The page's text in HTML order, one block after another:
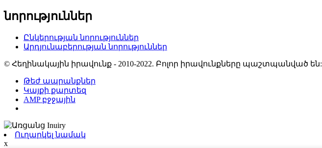
նորություններ
Ընկերության նորություններ
Արդյունաբերության նորություններ
© Հեղինակային իրավունք - 2010-2022. Բոլոր իրավունքները պաշտպանված են:
Թեժ ապրանքներ
Կայքի քարտեզ
AMP բջջային
Ուղարկել նամակ
x